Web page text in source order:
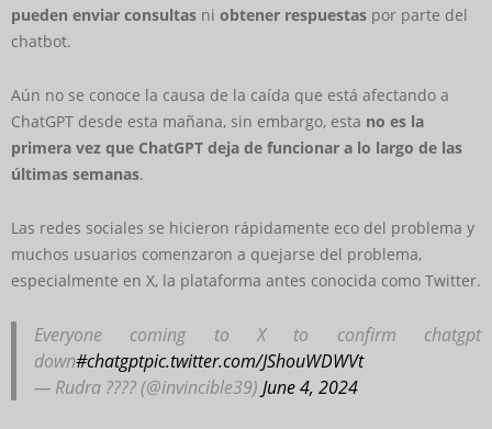
pueden enviar consultas ni obtener respuestas por parte del
chatbot.
Aún no se conoce la causa de la caída que está afectando a
ChatGPT desde esta mañana, sin embargo, esta no es la
primera vez que ChatGPT deja de funcionar a lo largo de las
últimas semanas.
Las redes sociales se hicieron rápidamente eco del problema y
muchos usuarios comenzaron a quejarse del problema,
especialmente en X, la plataforma antes conocida como Twitter.
Everyone coming to X to confirm chatgpt
down#chatgptpic.twitter.com/JShouWDWVt
— Rudra ???? (@invincible39) June 4, 2024